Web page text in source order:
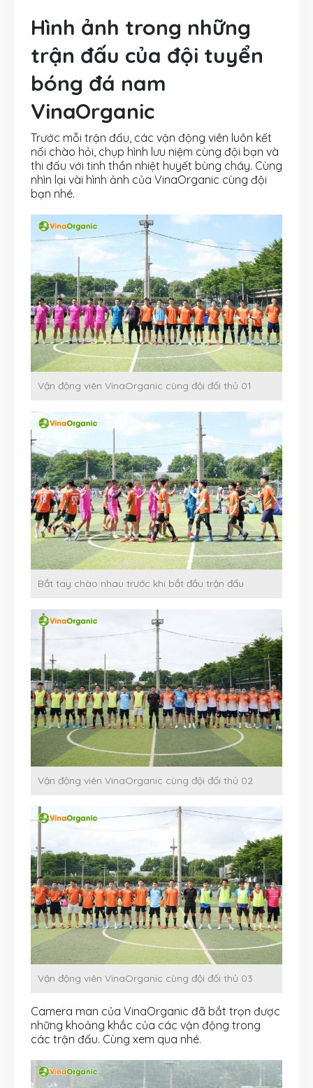
Hình ảnh trong những
trận đấu của đội tuyển
bóng đá nam
VinaOrganic
Trước mỗi trận đấu, các vận động viên luôn kết
nối chào hỏi, chụp hình lưu niệm cùng đội bạn và
thi đấu với tinh thần nhiệt huyết bùng cháy. Cùng
nhìn lại vài hình ảnh của VinaOrganic cùng đội
bạn nhé.
Vận động viên VinaOrganic cùng đội đối thủ 01
Bắt tay chào nhau trước khi bắt đầu trận đấu
Vận động viên VinaOrganic cùng đội đối thủ 02
Vận động viên VinaOrganic cùng đội đối thủ 03
Camera man của VinaOrganic đã bắt trọn được
những khoảng khắc của các vận động trong
các trận đấu. Cùng xem qua nhé.